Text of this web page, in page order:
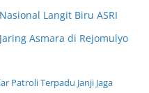
Langit Biru ASRI
Asmara di Rejomulyo
Patroli Terpadu Janji Jaga